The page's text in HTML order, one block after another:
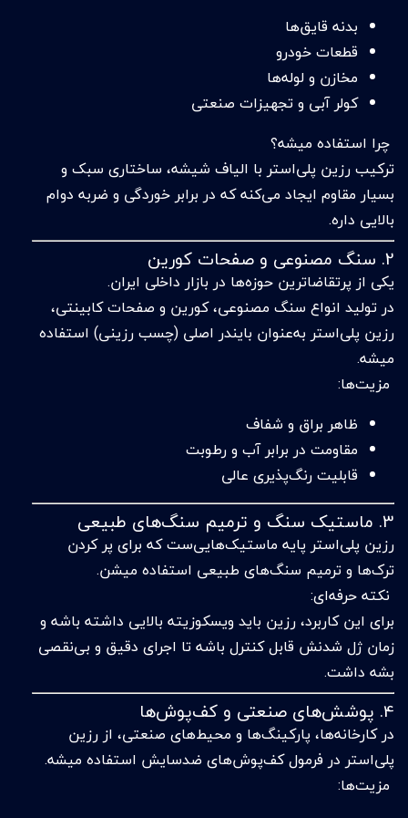
بدنه قایق‌ها
قطعات خودرو
مخازن و لوله‌ها
کولر آبی و تجهیزات صنعتی
چرا استفاده میشه؟
ترکیب رزین پلی‌استر با الیاف شیشه، ساختاری سبک و
بسیار مقاوم ایجاد می‌کنه که در برابر خوردگی و ضربه دوام
بالایی داره.
2. سنگ مصنوعی و صفحات کورین
یکی از پرتقاضاترین حوزه‌ها در بازار داخلی ایران.
در تولید انواع سنگ مصنوعی، کورین و صفحات کابینتی،
رزین پلی‌استر به‌عنوان بایندر اصلی (چسب رزینی) استفاده
میشه.
مزیت‌ها:
ظاهر براق و شفاف
مقاومت در برابر آب و رطوبت
قابلیت رنگ‌پذیری عالی
3. ماستیک سنگ و ترمیم سنگ‌های طبیعی
رزین پلی‌استر پایه ماستیک‌هایی‌ست که برای پر کردن
ترک‌ها و ترمیم سنگ‌های طبیعی استفاده میشن.
نکته حرفه‌ای:
برای این کاربرد، رزین باید ویسکوزیته بالایی داشته باشه و
زمان ژل شدنش قابل کنترل باشه تا اجرای دقیق و بی‌نقصی
بشه داشت.
4. پوشش‌های صنعتی و کف‌پوش‌ها
در کارخانه‌ها، پارکینگ‌ها و محیط‌های صنعتی، از رزین
پلی‌استر در فرمول کف‌پوش‌های ضدسایش استفاده میشه.
مزیت‌ها: